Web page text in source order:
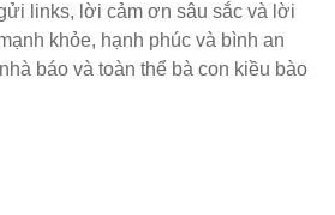
links, lời cảm ơn sâu sắc và lời
khỏe, hạnh phúc và bình an
báo và toàn thể bà con kiều bào